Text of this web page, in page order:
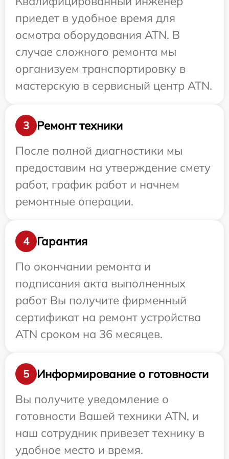
приедет в удобное время для
осмотра оборудования ATN. В
случае сложного ремонта мы
организуем транспортировку в
мастерскую в сервисный центр ATN.
3
Ремонт техники
После полной диагностики мы
предоставим на утверждение смету
работ, график работ и начнем
ремонтные операции.
4
Гарантия
По окончании ремонта и
подписания акта выполненных
работ Вы получите фирменный
сертификат на ремонт устройства
ATN сроком на 36 месяцев.
5
Информирование о готовности
Вы получите уведомление о
готовности Вашей техники ATN, и
наш сотрудник привезет технику в
удобное место и время.